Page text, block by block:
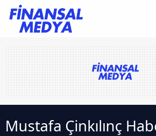
Mustafa Çinkılınç